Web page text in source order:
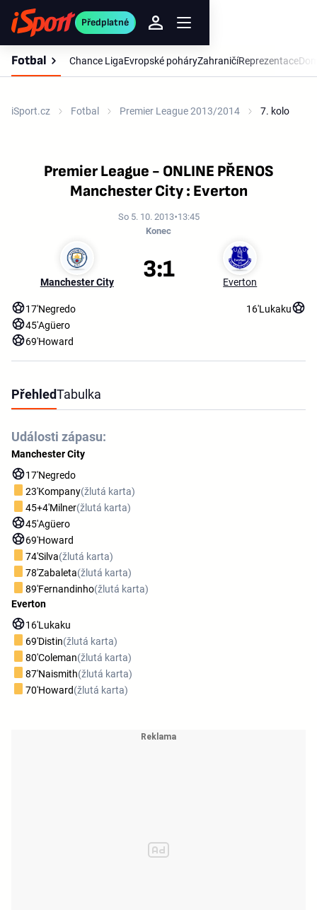
Předplatné
Fotbal Chance LigaEvropské poháryZahraničíReprezentace
iSport.cz Fotbal Premier League 2013/2014 7. kolo
Premier League - ONLINE PŘENOS
Manchester City : Everton
So 5. 10. 2013 13:45
Konec
Manchester City Everton
3:1
17'Negredo
45'Agüero
69'Howard
16'Lukaku
PřehledTabulka
Události zápasu:
Manchester City
17'Negredo
23'Kompany(žlutá karta)
45+4'Milner(žlutá karta)
45'Agüero
69'Howard
74'Silva(žlutá karta)
78'Zabaleta(žlutá karta)
89'Fernandinho(žlutá karta)
Everton
16'Lukaku
69'Distin(žlutá karta)
80'Coleman(žlutá karta)
87'Naismith(žlutá karta)
70'Howard(žlutá karta)